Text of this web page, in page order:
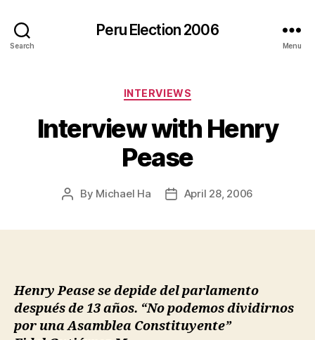
Search
Peru Election 2006
Menu
Categories
INTERVIEWS
Interview with Henry
Pease
Post
By Michael Ha
PostApril 28, 2006
Henry Pease se depide del parlamento
después de 13 años. “No podemos dividirnos
por una Asamblea Constituyente”